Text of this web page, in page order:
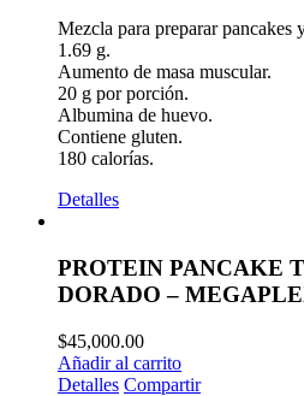
Mezcla para preparar
1.69 g.
Aumento de masa muscular.
20 g por porción.
Albumina de huevo.
Contiene gluten.
180 calorías.
Detalles
PROTEIN PANCAKE
DORADO –
$45,000.00
Añadir al carrito
Detalles Compartir